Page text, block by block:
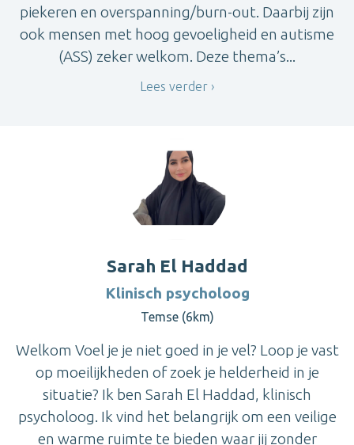
piekeren en overspanning/burn-out. Daarbij zijn
ook mensen met hoog gevoeligheid en autisme
(ASS) zeker welkom. Deze thema’s...
Lees verder
Sarah El Haddad
Klinisch psycholoog
Temse (6km)
Welkom Voel je je niet goed in je vel? Loop je vast
op moeilijkheden of zoek je helderheid in je
situatie? Ik ben Sarah El Haddad, klinisch
psycholoog. Ik vind het belangrijk om een veilige
en warme ruimte te bieden waar jij zonder